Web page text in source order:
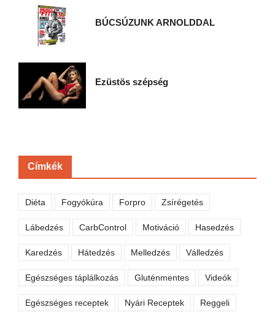
BÚCSÚZUNK ARNOLDDAL
Ezüstös szépség
Címkék
Diéta Fogyókúra Forpro Zsírégetés
Lábedzés CarbControl Motiváció Hasedzés
Karedzés Hátedzés Melledzés Válledzés
Egészséges táplálkozás Gluténmentes Videók
Egészséges receptek Nyári Receptek Reggeli